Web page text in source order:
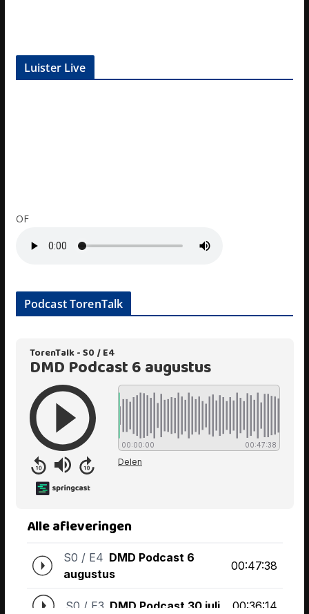
Luister Live
OF
Podcast TorenTalk